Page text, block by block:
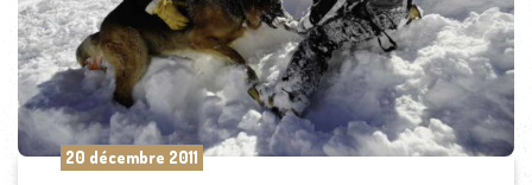
20 décembre 2011